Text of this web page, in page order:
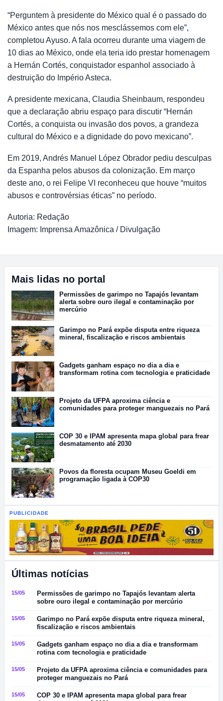
“Perguntem à presidente do México qual é o passado do
México antes que nós nos mesclássemos com ele”,
completou Ayuso. A fala ocorreu durante uma viagem de
10 dias ao México, onde ela teria ido prestar homenagem
a Hernán Cortés, conquistador espanhol associado à
destruição do Império Asteca.
A presidente mexicana, Claudia Sheinbaum, respondeu
que a declaração abriu espaço para discutir “Hernán
Cortés, a conquista ou invasão dos povos, a grandeza
cultural do México e a dignidade do povo mexicano”.
Em 2019, Andrés Manuel López Obrador pediu desculpas
da Espanha pelos abusos da colonização. Em março
deste ano, o rei Felipe VI reconheceu que houve “muitos
abusos e controvérsias éticas” no período.
Autoria: Redação
Imagem: Imprensa Amazônica / Divulgação
Mais lidas no portal
Permissões de garimpo no Tapajós levantam
alerta sobre ouro ilegal e contaminação por
mercúrio
Garimpo no Pará expõe disputa entre riqueza
mineral, fiscalização e riscos ambientais
Gadgets ganham espaço no dia a dia e
transformam rotina com tecnologia e praticidade
Projeto da UFPA aproxima ciência e
comunidades para proteger manguezais no Pará
COP 30 e IPAM apresenta mapa global para frear
desmatamento até 2030
Povos da floresta ocupam Museu Goeldi em
programação ligada à COP30
PUBLICIDADE
Últimas notícias
15/05
Permissões de garimpo no Tapajós levantam alerta
sobre ouro ilegal e contaminação por mercúrio
15/05
Garimpo no Pará expõe disputa entre riqueza mineral,
fiscalização e riscos ambientais
15/05
Gadgets ganham espaço no dia a dia e transformam
rotina com tecnologia e praticidade
15/05
Projeto da UFPA aproxima ciência e comunidades para
proteger manguezais no Pará
15/05
COP 30 e IPAM apresenta mapa global para frear